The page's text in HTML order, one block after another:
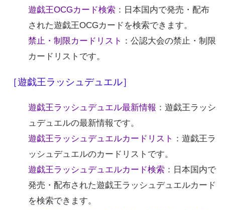
遊戯王OCGカード検索 ：日本国内で発売・配布
された遊戯王OCGカードを検索できます。
禁止・制限カードリスト ：公認大会の禁止・制限
カードリストです。
［遊戯王ラッシュデュエル］
遊戯王ラッシュデュエル最新情報 ：遊戯王ラッシ
ュデュエルの最新情報です。
遊戯王ラッシュデュエルカードリスト ：遊戯王ラ
ッシュデュエルのカードリストです。
遊戯王ラッシュデュエルカード検索 ：日本国内で
発売・配布された遊戯王ラッシュデュエルカード
を検索できます。